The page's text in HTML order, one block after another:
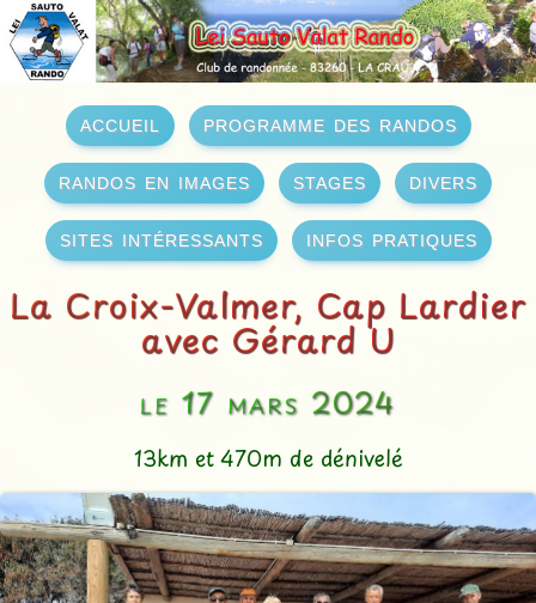
accueil programme des randos
randos en images stages divers
sites intéressants infos pratiques
La Croix-Valmer, Cap Lardier
avec Gérard U
le 17 mars 2024
13km et 470m de dénivelé